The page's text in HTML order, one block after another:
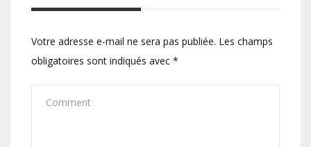
Votre adresse e-mail ne sera pas publiée. Les champs
obligatoires sont indiqués avec *